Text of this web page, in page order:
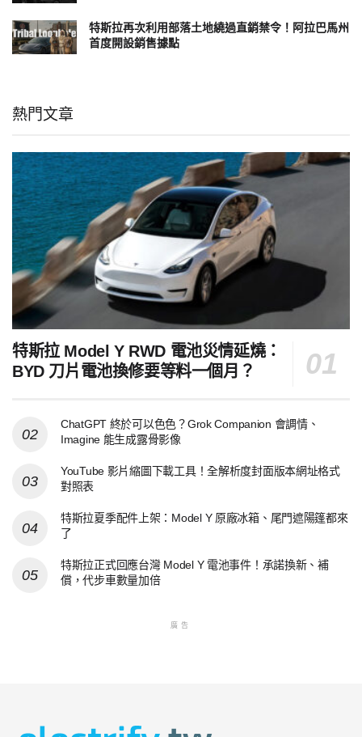
特斯拉再次利用部落土地繞過直銷禁令！阿拉巴馬州
首度開設銷售據點
熱門文章
特斯拉 Model Y RWD 電池災情延燒：
BYD 刀片電池換修要等料一個月？
ChatGPT 終於可以色色？Grok Companion 會調情、
Imagine 能生成露骨影像
YouTube 影片縮圖下載工具！全解析度封面版本網址格式
對照表
特斯拉夏季配件上架：Model Y 原廠冰箱、尾門遮陽篷都來
了
特斯拉正式回應台灣 Model Y 電池事件！承諾換新、補
償，代步車數量加倍
廣告